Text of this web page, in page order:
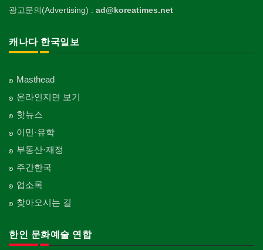
광고문의(Advertising) : ad@koreatimes.net
캐나다 한국일보
Masthead
온라인지면 보기
핫뉴스
이민·유학
부동산·재정
주간한국
업소록
찾아오시는 길
한인 문화예술 연합